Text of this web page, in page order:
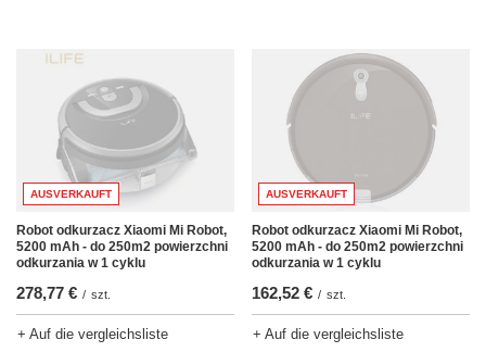
AUSVERKAUFT
Robot odkurzacz Xiaomi Mi Robot,
5200 mAh - do 250m2 powierzchni
odkurzania w 1 cyklu
278,77 € / szt.
+ Auf die vergleichsliste
AUSVERKAUFT
Robot odkurzacz Xiaomi Mi Robot,
5200 mAh - do 250m2 powierzchni
odkurzania w 1 cyklu
162,52 € / szt.
+ Auf die vergleichsliste